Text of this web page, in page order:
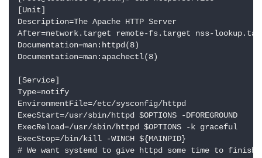
[Unit]
Description=The Apache HTTP Server
After=network.target remote-fs.target nss-
Documentation=man:httpd(8)
Documentation=man:apachectl(8)
[Service]
Type=notify
EnvironmentFile=/etc/sysconfig/httpd
ExecStart=/usr/sbin/httpd $OPTIONS -DFOREGROUND
ExecReload=/usr/sbin/httpd $OPTIONS -k graceful
ExecStop=/bin/kill -WINCH ${MAINPID}
# We want systemd to give httpd some time to